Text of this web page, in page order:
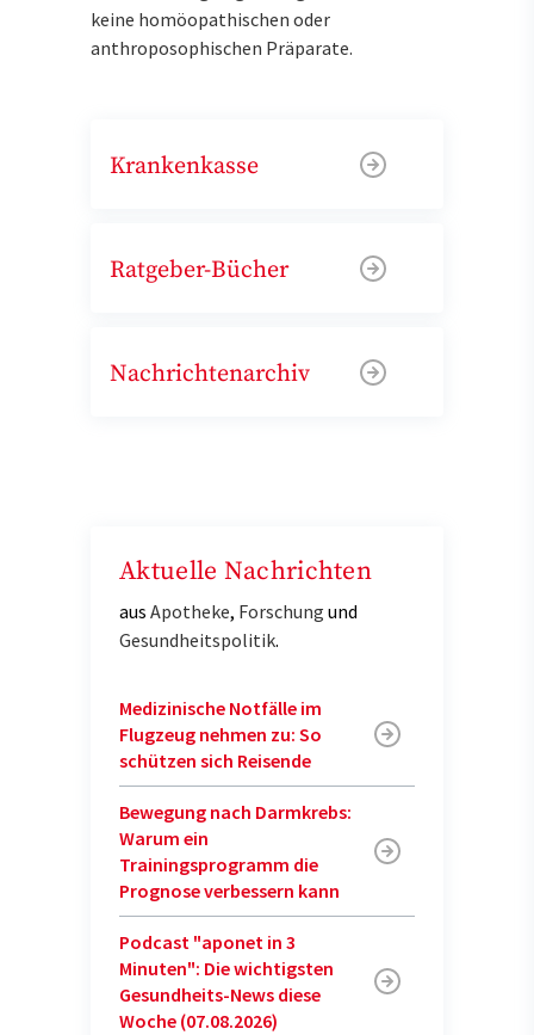
keine homöopathischen oder
anthroposophischen Präparate.
Krankenkasse
Ratgeber-Bücher
Nachrichtenarchiv
Aktuelle Nachrichten
aus Apotheke, Forschung und
Gesundheitspolitik.
Medizinische Notfälle im
Flugzeug nehmen zu: So
schützen sich Reisende
Bewegung nach Darmkrebs:
Warum ein
Trainingsprogramm die
Prognose verbessern kann
Podcast "aponet in 3
Minuten": Die wichtigsten
Gesundheits-News diese
Woche (07.08.2026)